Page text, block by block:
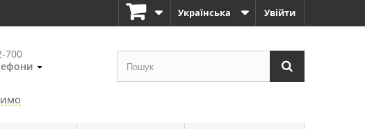
Увійти
Українська
700